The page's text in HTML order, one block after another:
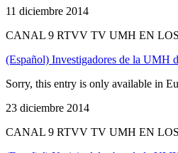
11 diciembre 2014
CANAL 9 RTVV TV UMH EN
(Español) Investigadores de la UMH
Sorry, this entry is only available in
23 diciembre 2014
CANAL 9 RTVV TV UMH EN